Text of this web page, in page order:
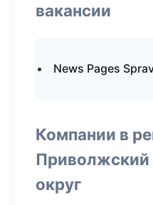
вакансии
News Pages
Компании в
округ